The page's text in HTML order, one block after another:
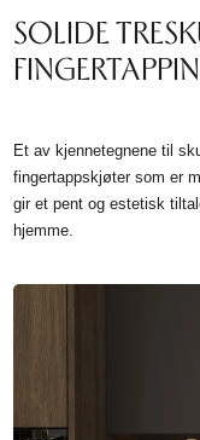
SOLIDE
Et av kjennetegnene til
fingertappskjøter som er
gir et pent og estetisk
hjemme.